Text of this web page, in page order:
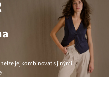
jej kombinovat s jinými